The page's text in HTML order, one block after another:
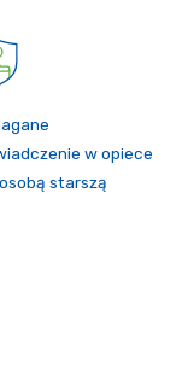
w opiece
starszą